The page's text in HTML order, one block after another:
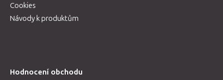
Cookies
Návody k produktům
Hodnocení obchodu